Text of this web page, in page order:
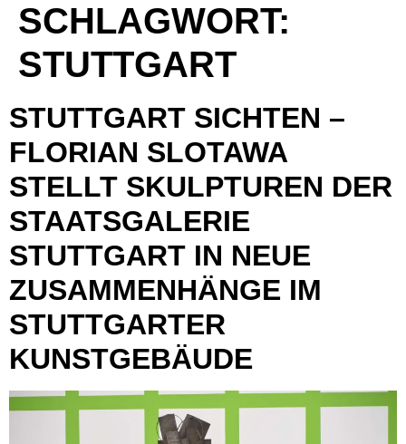
SCHLAGWORT:
STUTTGART
STUTTGART SICHTEN –
FLORIAN SLOTAWA
STELLT SKULPTUREN DER
STAATSGALERIE
STUTTGART IN NEUE
ZUSAMMENHÄNGE IM
STUTTGARTER
KUNSTGEBÄUDE